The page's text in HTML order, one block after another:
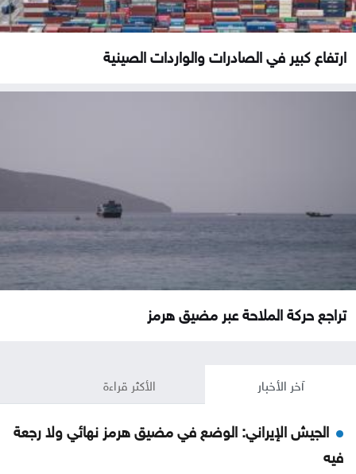
ارتفاع كبير في الصادرات والواردات الصينية
تراجع حركة الملاحة عبر مضيق هرمز
آخر الأخبار الأكثر قراءة
الجيش الإيراني: الوضع في مضيق هرمز نهائي ولا رجعة
فيه